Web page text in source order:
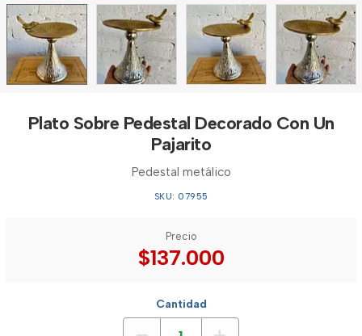
Plato Sobre Pedestal Decorado Con Un
Pajarito
Pedestal metálico
SKU: 07955
Precio
$137.000
Cantidad